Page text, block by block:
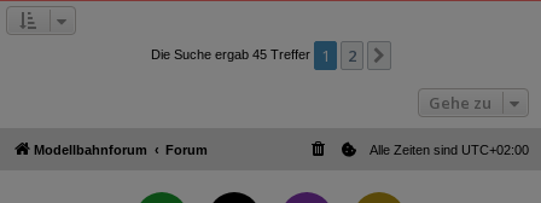
Die Suche ergab 45 Treffer 1 2
Gehe zu
Modellbahnforum Forum Alle Zeiten sind UTC+02:00